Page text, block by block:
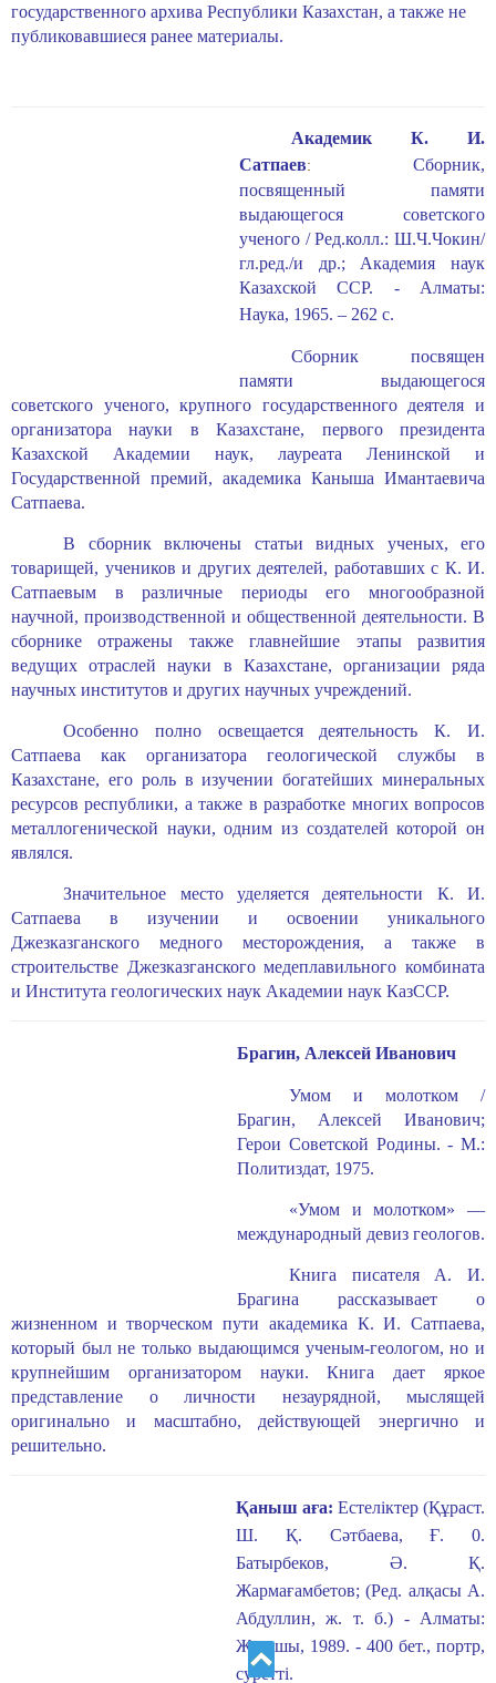
государственного архива Республики Казахстан, а также не
публиковавшиеся ранее матери­алы.
Академик К. И.
Сатпаев: Сборник,
посвященный памяти
выдающегося советского
ученого / Ред.колл.: Ш.Ч.Чокин/
гл.ред./и др.; Академия наук
Казахской ССР. - Алматы:
Наука, 1965. – 262 c.
Сборник посвящен
памяти выдающегося
советского ученого, крупного государственного деятеля и
организатора науки в Казахстане, первого президента
Казахской Академии наук, лауреата Ленинской и
Государственной премий, академика Каныша Имантаевича
Сатпаева.
В сборник включены статьи видных ученых, его
товарищей, учеников и других деятелей, работавших с К. И.
Сатпаевым в различные периоды его многообразной
научной, производственной и общественной деятельности. В
сборнике отражены также главнейшие этапы развития
ведущих отраслей науки в Казахстане, организации ряда
научных институтов и других научных учреждений.
Особенно полно освещается деятельность К. И.
Сатпаева как организатора геологической службы в
Казахстане, его роль в изучении богатейших минеральных
ресурсов республики, а также в разработке многих вопросов
металлогенической науки, одним из создателей которой он
являлся.
Значительное место уделяется деятельности К. И.
Сатпаева в изучении и освоении уникального
Джезказганского медного месторождения, а также в
строительстве Джезказганского медеплавильного комбината
и Института геологических наук Академии наук КазССР.
Брагин, Алексей Иванович
Умом и молотком /
Брагин, Алексей Иванович;
Герои Советской Родины. - М.:
Политиздат, 1975.
«Умом и молотком» —
международный девиз геологов.
Книга писателя А. И.
Брагина рассказывает о
жизненном и творческом пути академика К. И. Сатпаева,
который был не только выдающимся ученым-геологом, но и
крупнейшим организатором науки. Книга дает яркое
представление о личности незаурядной, мыслящей
оригинально и масштабно, действующей энергично и
решительно.
Қаныш аға: Естеліктер (Құраст.
Ш. Қ. Сәтбаева, Ғ. 0.
Батырбеков, Ә. Қ.
Жармағамбетов; (Ред. алқасы А.
Абдуллин, ж. т. б.) - Алматы:
Жазушы, 1989. - 400 бет., портр,
суретті.